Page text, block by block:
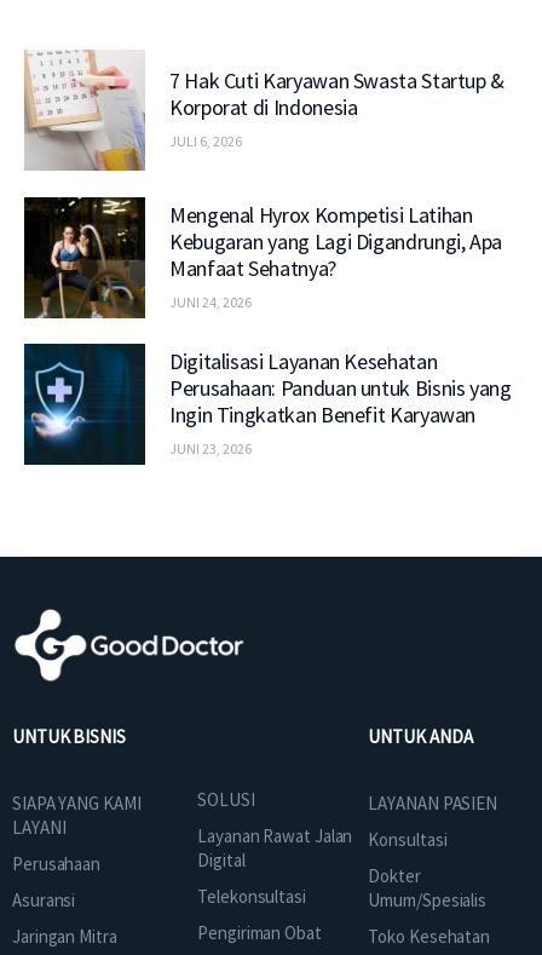
7 Hak Cuti Karyawan Swasta Startup &
Korporat di Indonesia
JULI 6, 2026
Mengenal Hyrox Kompetisi Latihan
Kebugaran yang Lagi Digandrungi, Apa
Manfaat Sehatnya?
JUNI 24, 2026
Digitalisasi Layanan Kesehatan
Perusahaan: Panduan untuk Bisnis yang
Ingin Tingkatkan Benefit Karyawan
JUNI 23, 2026
UNTUK BISNIS
SIAPA YANG KAMI
LAYANI
Perusahaan
Asuransi
Jaringan Mitra
SOLUSI
Layanan Rawat Jalan
Digital
Telekonsultasi
Pengiriman Obat
UNTUK ANDA
LAYANAN PASIEN
Konsultasi
Dokter
Umum/Spesialis
Toko Kesehatan